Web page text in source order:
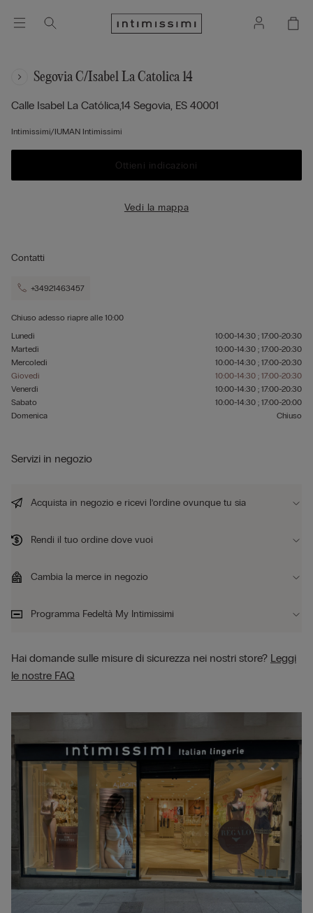
Segovia C/isabel La Catolica 14
Calle Isabel La Católica,14 Segovia, ES 40001
Intimissimi/IUMAN Intimissimi
Ottieni indicazioni
Vedi la mappa
Contatti
+34921463457
Chiuso adesso riapre alle 10:00
Lunedì
10:00-14:30 ; 17:00-20:30
Martedì
10:00-14:30 ; 17:00-20:30
Mercoledì
10:00-14:30 ; 17:00-20:30
Giovedì
10:00-14:30 ; 17:00-20:30
Venerdì
10:00-14:30 ; 17:00-20:30
Sabato
10:00-14:30 ; 17:00-20:00
Domenica
Chiuso
Servizi in negozio
Acquista in negozio e ricevi l’ordine ovunque tu sia
Rendi il tuo ordine dove vuoi
Cambia la merce in negozio
Programma Fedeltà My Intimissimi
Hai domande sulle misure di sicurezza nei nostri store? Leggi
le nostre FAQ